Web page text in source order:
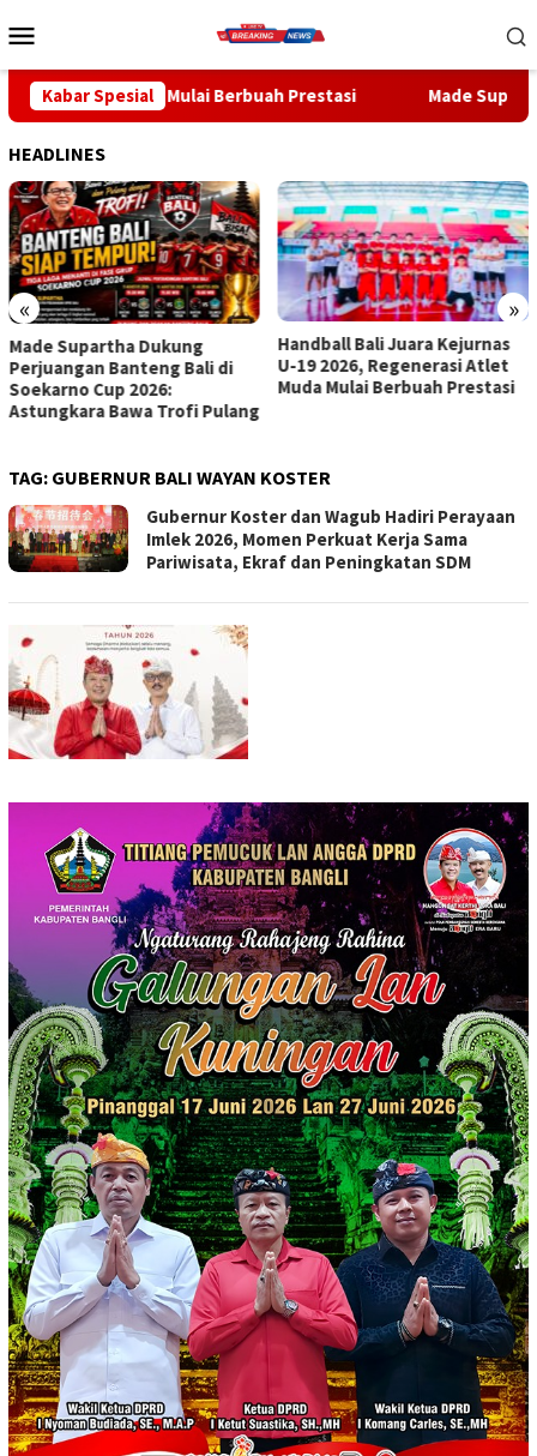
ke
Mobile
Kabar Spesial
Mulai Berbuah Prestasi Made Supartha Bawa Energi
HEADLINES
« »
Handball Bali Juara Kejurnas
U-19 2026, Regenerasi Atlet
Muda Mulai Berbuah Prestasi
Made Supartha Bawa Energi
Baru ABTI Bali, Tim U-19 Putra
Sabet Juara 1 Kejurnas 2026
TAG: GUBERNUR BALI WAYAN KOSTER
Gubernur Koster dan Wagub Hadiri Perayaan
Imlek 2026, Momen Perkuat Kerja Sama
Pariwisata, Ekraf dan Peningkatan SDM